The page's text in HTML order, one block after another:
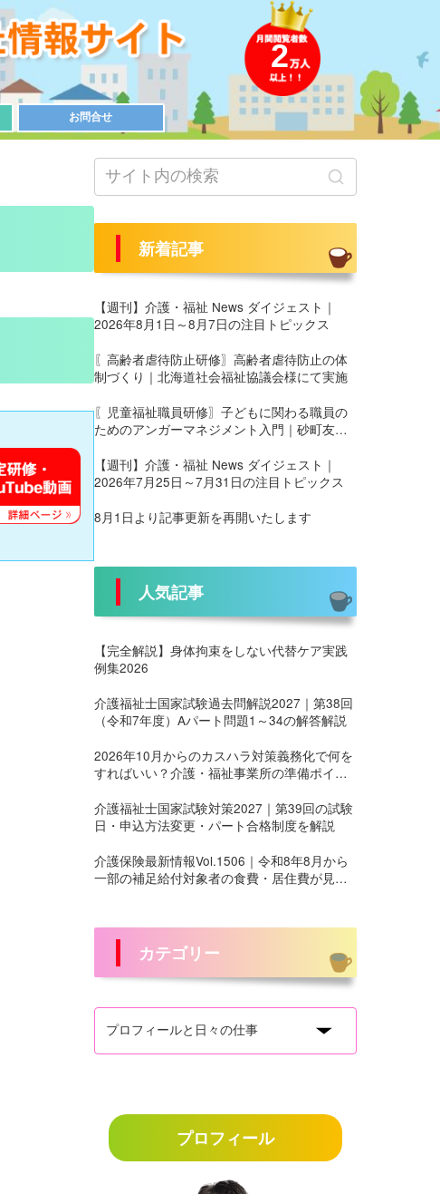
2
お問合せ
新着記事
【週刊】介護・福祉 News ダイジェスト｜
2026年8月1日～8月7日の注目トピックス
〖高齢者虐待防止研修〗高齢者虐待防止の体
制づくり｜北海道社会福祉協議会様にて実施
〖児童福祉職員研修〗子どもに関わる職員の
ためのアンガーマネジメント入門｜砂町友愛
【週刊】介護・福祉 News ダイジェスト｜
2026年7月25日～7月31日の注目トピックス
8月1日より記事更新を再開いたします
人気記事
【完全解説】身体拘束をしない代替ケア実践
例集2026
介護福祉士国家試験過去問解説2027｜第38回
（令和7年度）Aパート問題1～34の解答解説
2026年10月からのカスハラ対策義務化で何を
すればいい？介護・福祉事業所の準備ポイン
介護福祉士国家試験対策2027｜第39回の試験
日・申込方法変更・パート合格制度を解説
介護保険最新情報Vol.1506｜令和8年8月から
一部の補足給付対象者の食費・居住費が見直
カテゴリー
プロフィール